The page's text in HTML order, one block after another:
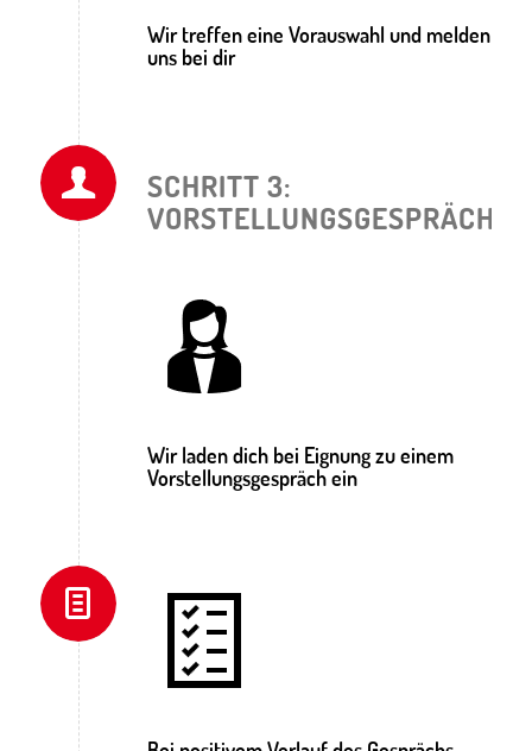
Wir treffen eine Vorauswahl und melden
uns bei dir
SCHRITT 3:
VORSTELLUNGSGESPRÄCH
Wir laden dich bei Eignung zu einem
Vorstellungsgespräch ein